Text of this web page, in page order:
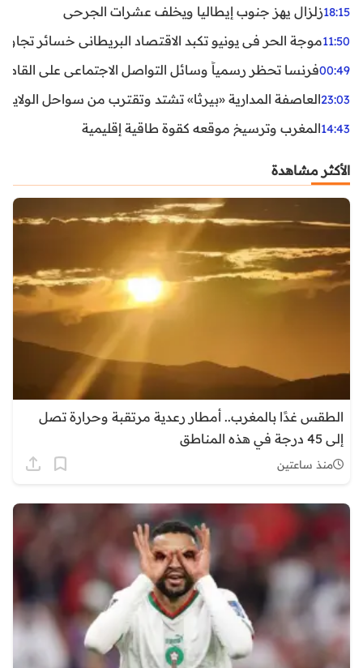
18:15زلزال يهز جنوب إيطاليا ويخلف عشرات الجرحى
11:50موجة الحر في يونيو تكبد الاقتصاد البريطاني خسائر تجاوزت 1.5 مليار
00:49فرنسا تحظر رسمياً وسائل التواصل الاجتماعي على القاصرين
23:03العاصفة المدارية «بيرثا» تشتد وتقترب من سواحل
14:43المغرب وترسيخ موقعه كقوة طاقية إقليمية
الأكثر مشاهدة
الطقس غدًا بالمغرب.. أمطار رعدية مرتقبة وحرارة تصل
إلى 45 درجة في هذه المناطق
منذ ساعتين